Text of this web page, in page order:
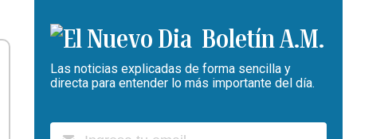
Boletín A.M.
Las noticias explicadas de forma sencilla y
directa para entender lo más importante del día.